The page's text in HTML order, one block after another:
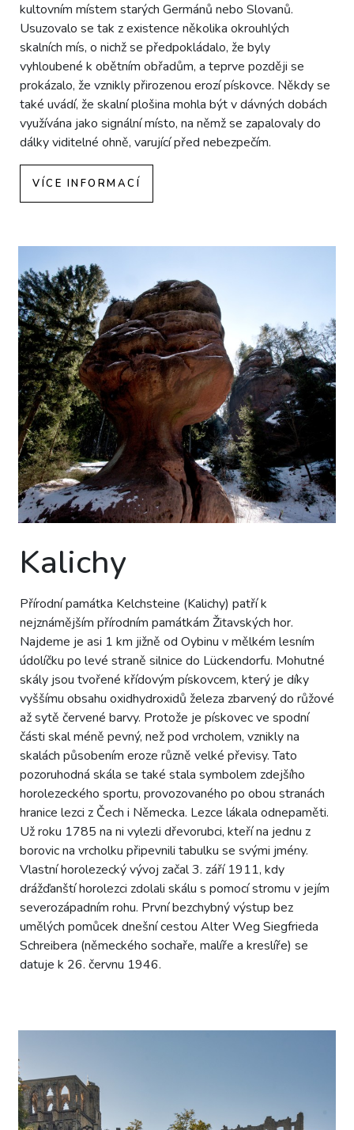
kultovním místem starých Germánů nebo Slovanů.
Usuzovalo se tak z existence několika okrouhlých
skalních mís, o nichž se předpokládalo, že byly
vyhloubené k obětním obřadům, a teprve později se
prokázalo, že vznikly přirozenou erozí pískovce. Někdy se
také uvádí, že skalní plošina mohla být v dávných dobách
využívána jako signální místo, na němž se zapalovaly do
dálky viditelné ohně, varující před nebezpečím.
VÍCE INFORMACÍ
Kalichy
Přírodní památka Kelchsteine (Kalichy) patří k
nejznámějším přírodním památkám Žitavských hor.
Najdeme je asi 1 km jižně od Oybinu v mělkém lesním
údolíčku po levé straně silnice do Lückendorfu. Mohutné
skály jsou tvořené křídovým pískovcem, který je díky
vyššímu obsahu oxidhydroxidů železa zbarvený do růžové
až sytě červené barvy. Protože je pískovec ve spodní
části skal méně pevný, než pod vrcholem, vznikly na
skalách působením eroze různě velké převisy. Tato
pozoruhodná skála se také stala symbolem zdejšího
horolezeckého sportu, provozovaného po obou stranách
hranice lezci z Čech i Německa. Lezce lákala odnepaměti.
Už roku 1785 na ni vylezli dřevorubci, kteří na jednu z
borovic na vrcholku připevnili tabulku se svými jmény.
Vlastní horolezecký vývoj začal 3. září 1911, kdy
drážďanští horolezci zdolali skálu s pomocí stromu v jejím
severozápadním rohu. První bezchybný výstup bez
umělých pomůcek dnešní cestou Alter Weg Siegfrieda
Schreibera (německého sochaře, malíře a kreslíře) se
datuje k 26. červnu 1946.